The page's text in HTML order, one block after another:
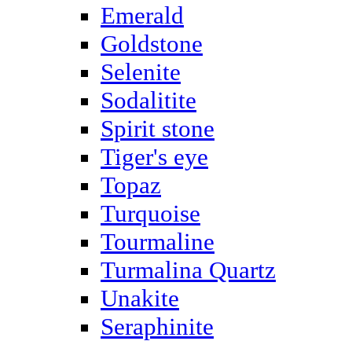
Emerald
Goldstone
Selenite
Sodalitite
Spirit stone
Tiger's eye
Topaz
Turquoise
Tourmaline
Turmalina Quartz
Unakite
Seraphinite